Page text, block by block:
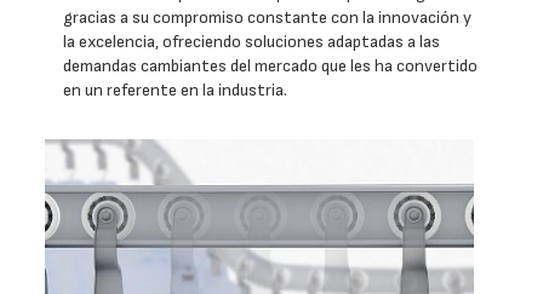
gracias a su compromiso constante con la innovación y
la excelencia, ofreciendo soluciones adaptadas a las
demandas cambiantes del mercado que les ha convertido
en un referente en la industria.